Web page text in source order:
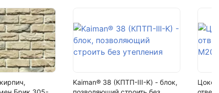
Условно эффективный
менее 94
36%
красный
гладкий
Kaiman® 38 (КПТП-III-K) - блок,